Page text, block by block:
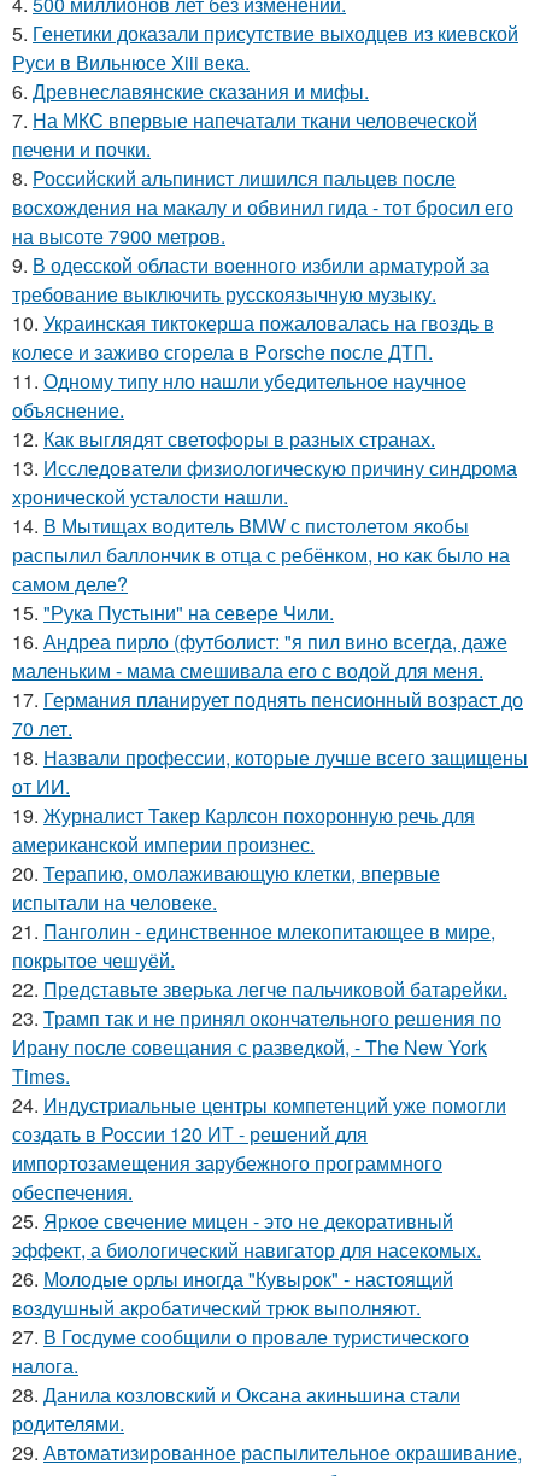
5. Генетики доказали присутствие выходцев из киевской
Руси в Вильнюсе Xiii века.
6. Древнеславянские сказания и мифы.
7. На МКС впервые напечатали ткани человеческой
печени и почки.
8. Российский альпинист лишился пальцев после
восхождения на макалу и обвинил гида - тот бросил его
на высоте 7900 метров.
9. В одесской области военного избили арматурой за
требование выключить русскоязычную музыку.
10. Украинская тиктокерша пожаловалась на гвоздь в
колесе и заживо сгорела в Porsche после ДТП.
11. Одному типу нло нашли убедительное научное
объяснение.
12. Как выглядят светофоры в разных странах.
13. Исследователи физиологическую причину синдрома
хронической усталости нашли.
14. В Мытищах водитель BMW с пистолетом якобы
распылил баллончик в отца с ребёнком, но как было на
самом деле?
15. "Рука Пустыни" на севере Чили.
16. Андреа пирло (футболист: "я пил вино всегда, даже
маленьким - мама смешивала его с водой для меня.
17. Германия планирует поднять пенсионный возраст до
70 лет.
18. Назвали профессии, которые лучше всего защищены
от ИИ.
19. Журналист Такер Карлсон похоронную речь для
американской империи произнес.
20. Терапию, омолаживающую клетки, впервые
испытали на человеке.
21. Панголин - единственное млекопитающее в мире,
покрытое чешуёй.
22. Представьте зверька легче пальчиковой батарейки.
23. Трамп так и не принял окончательного решения по
Ирану после совещания с разведкой, - The New York
Times.
24. Индустриальные центры компетенций уже помогли
создать в России 120 ИТ - решений для
импортозамещения зарубежного программного
обеспечения.
25. Яркое свечение мицен - это не декоративный
эффект, а биологический навигатор для насекомых.
26. Молодые орлы иногда "Кувырок" - настоящий
воздушный акробатический трюк выполняют.
27. В Госдуме сообщили о провале туристического
налога.
28. Данила козловский и Оксана акиньшина стали
родителями.
29. Автоматизированное распылительное окрашивание,